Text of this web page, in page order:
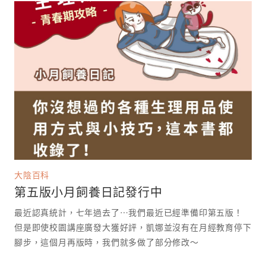
大陰百科
第五版小月飼養日記發行中
最近認真統計，七年過去了⋯我們最近已經準備印第五版！
但是即使校園講座廣發大獲好評，凱娜並沒有在月經教育停下
腳步，這個月再版時，我們就多做了部分修改～